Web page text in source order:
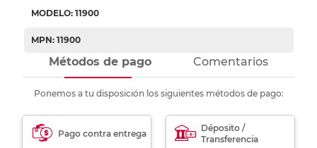
MODELO: 11900
MPN: 11900
Métodos de pago Comentarios
Ponemos a tu disposición los siguientes métodos de pago:
Pago contra entrega
Déposito /
Transferencia